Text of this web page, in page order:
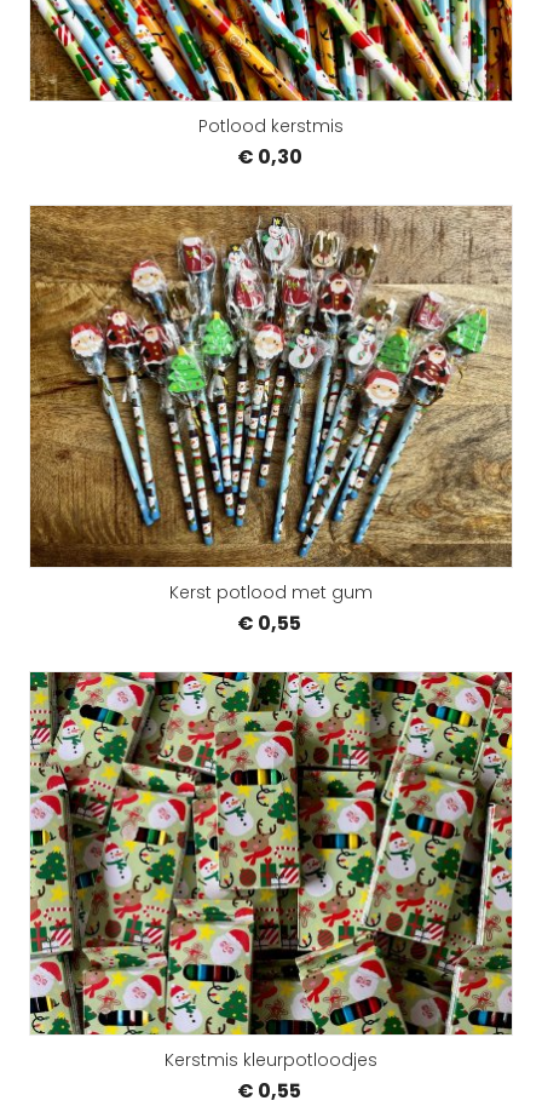
Potlood kerstmis
€ 0,30
Kerst potlood met gum
€ 0,55
Kerstmis kleurpotloodjes
€ 0,55